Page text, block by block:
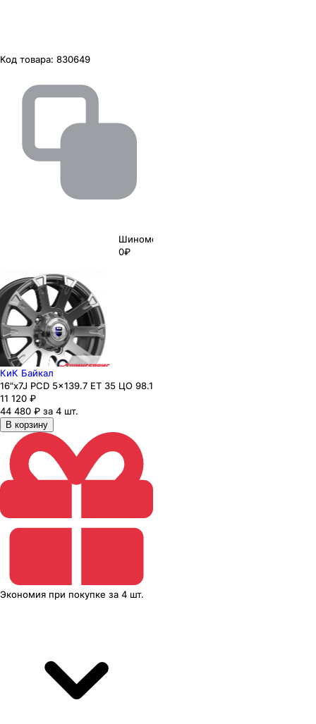
Код товара: 830649
Шиномонтаж
0₽
КиК Байкал
16"x7J PCD 5x139.7 ЕТ 35 ЦО 98.1
11 120 ₽
44 480 ₽ за 4 шт.
В корзину
Экономия при покупке за 4 шт.